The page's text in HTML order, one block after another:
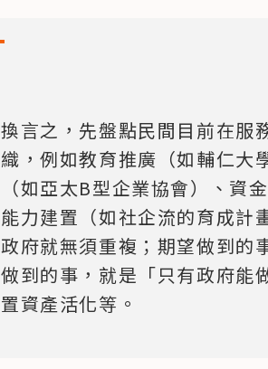
換言之，先盤點民間目前在服
織，例如教育推廣（如輔仁大
（如亞太B型企業協會）、資
能力建置（如社企流的育成計
政府就無須重複；期望做到的
做到的事，就是「只有政府
置資產活化等。